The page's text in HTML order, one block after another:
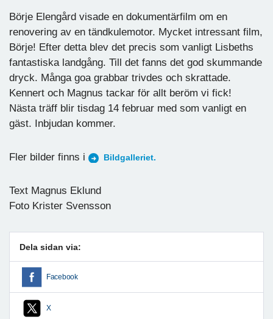
Börje Elengård visade en dokumentärfilm om en
renovering av en tändkulemotor. Mycket intressant film,
Börje! Efter detta blev det precis som vanligt Lisbeths
fantastiska landgång. Till det fanns det god skummande
dryck. Många goa grabbar trivdes och skrattade.
Kennert och Magnus tackar för allt beröm vi fick!
Nästa träff blir tisdag 14 februar med som vanligt en
gäst. Inbjudan kommer.
Fler bilder finns i Bildgalleriet.
Text Magnus Eklund
Foto Krister Svensson
Dela sidan via:
Facebook
X